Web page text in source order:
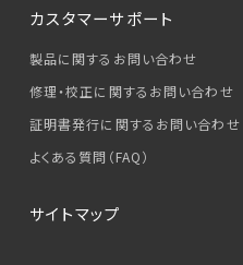
カスタマーサポート
製品に関するお問い合わせ
修理・校正に関するお問い合わせ
証明書発行に関するお問い合わせ
よくある質問（FAQ）
サイトマップ